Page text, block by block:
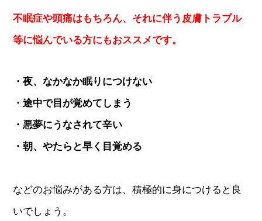
不眠症や頭痛はもちろん、それに伴う皮膚トラブル
等に悩んでいる方にもおススメです。
・夜、なかなか眠りにつけない
・途中で目が覚めてしまう
・悪夢にうなされて辛い
・朝、やたらと早く目覚める
などのお悩みがある方は、積極的に身につけると良
いでしょう。